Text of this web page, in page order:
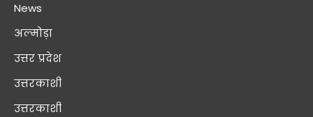
News
अल्मोड़ा
उत्तर प्रदेश
उत्तरकाशी
उत्तरकाशी